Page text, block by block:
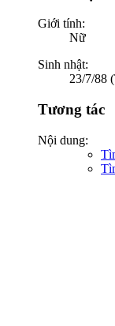
Giới tính:
Nữ
Sinh nhật:
23/7/88
Tương tác
Nội dung: